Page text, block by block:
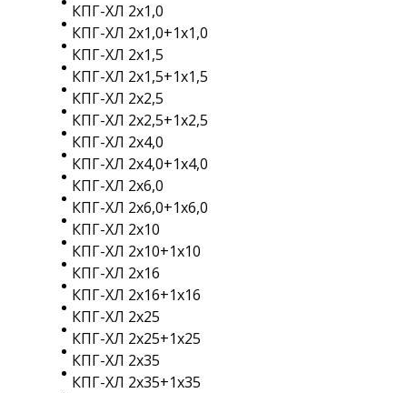
КПГ-ХЛ 2х1,0
КПГ-ХЛ 2х1,0+1х1,0
КПГ-ХЛ 2х1,5
КПГ-ХЛ 2х1,5+1х1,5
КПГ-ХЛ 2х2,5
КПГ-ХЛ 2х2,5+1х2,5
КПГ-ХЛ 2х4,0
КПГ-ХЛ 2х4,0+1х4,0
КПГ-ХЛ 2х6,0
КПГ-ХЛ 2х6,0+1х6,0
КПГ-ХЛ 2х10
КПГ-ХЛ 2х10+1х10
КПГ-ХЛ 2х16
КПГ-ХЛ 2х16+1х16
КПГ-ХЛ 2х25
КПГ-ХЛ 2х25+1х25
КПГ-ХЛ 2х35
КПГ-ХЛ 2х35+1х35